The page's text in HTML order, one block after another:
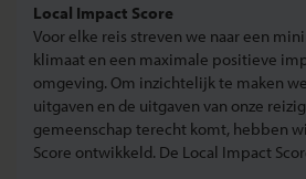
Local Impact Score
Voor elke reis streven we naar een
klimaat en een maximale positieve
omgeving. Om inzichtelijk te maken
uitgaven en de uitgaven van onze
gemeenschap terecht komt, hebben
Score ontwikkeld. De Local Impact